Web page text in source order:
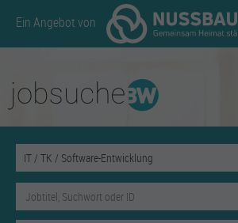
Ein Angebot von